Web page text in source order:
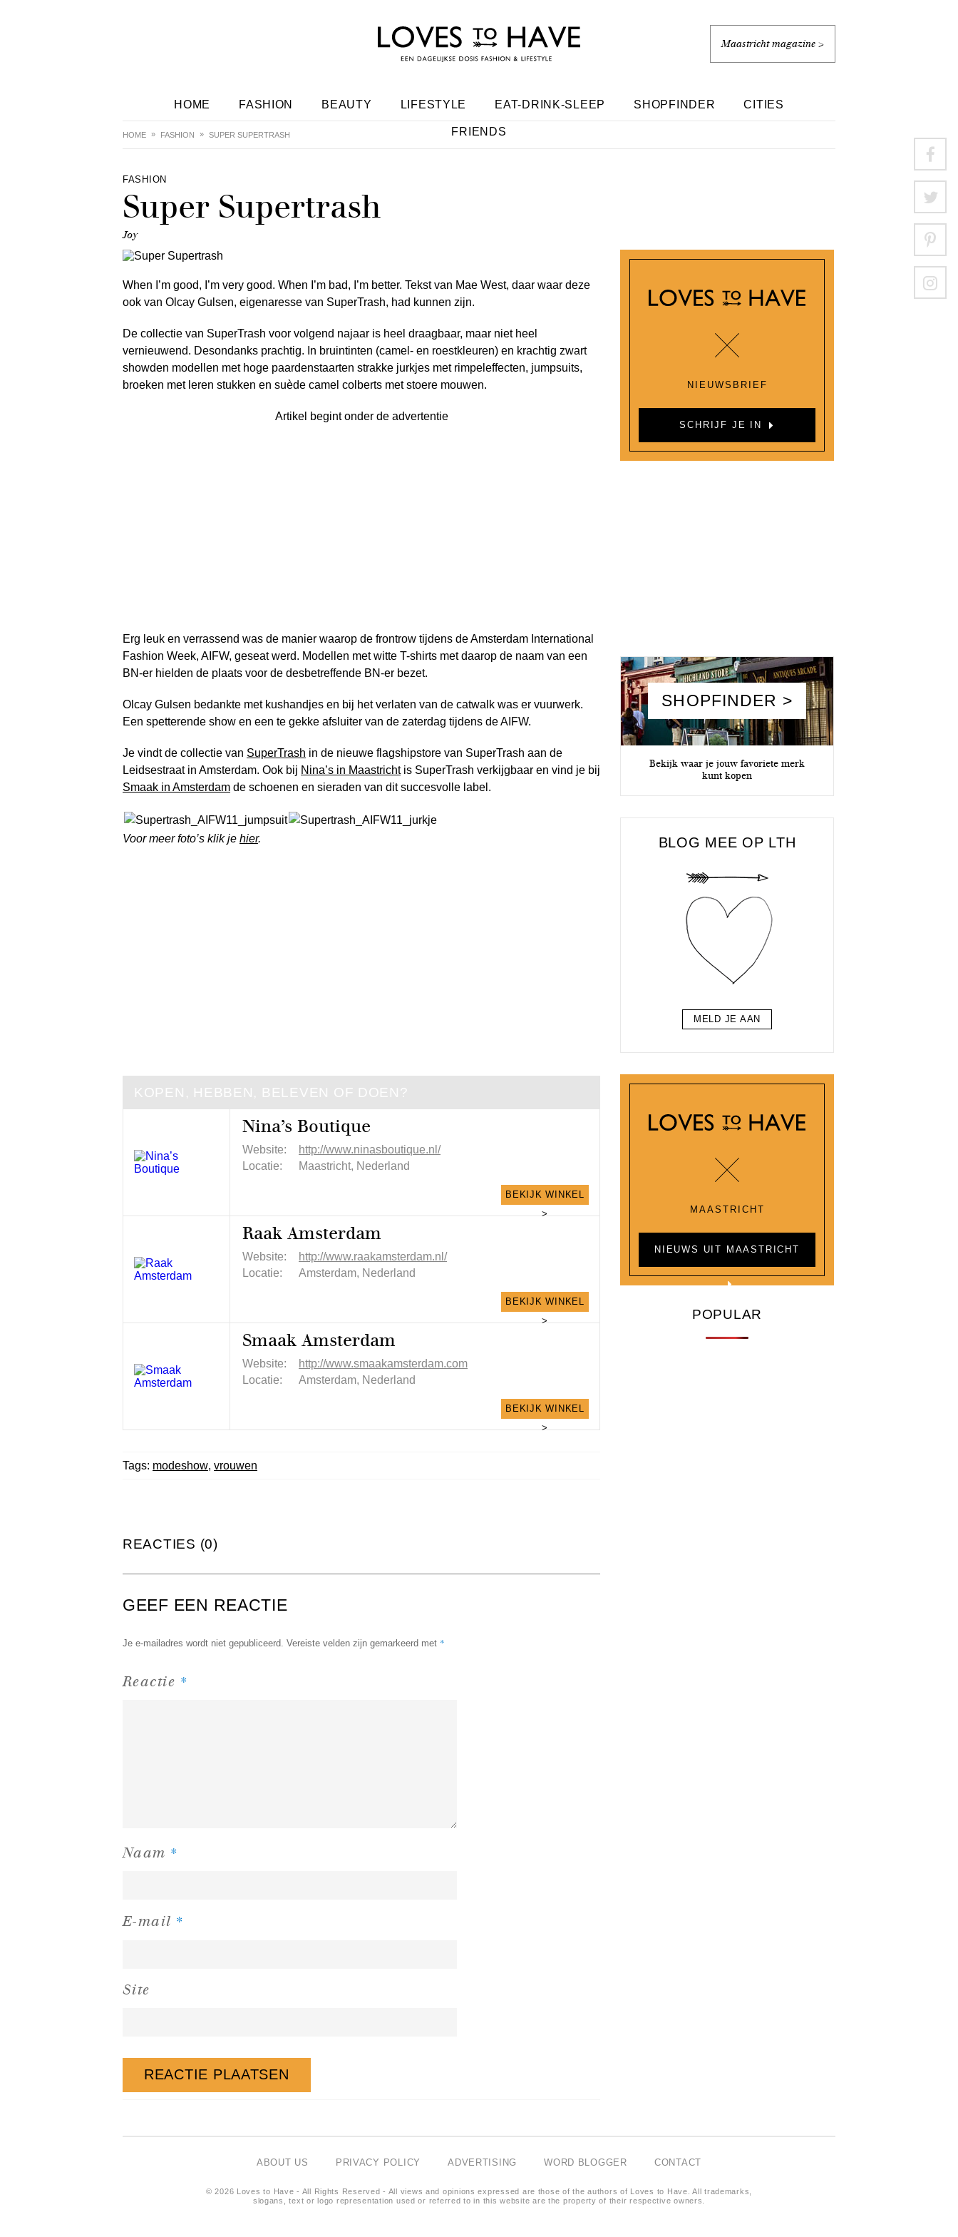
Maastricht magazine >
HOME FASHION BEAUTY LIFESTYLE EAT-DRINK-SLEEP SHOPFINDER CITIES
FRIENDS
HOME FASHION SUPER SUPERTRASH
FASHION
Super Supertrash
Joy
When I’m good, I’m very good. When I’m bad, I’m better. Tekst van Mae West, daar waar deze
ook van Olcay Gulsen, eigenaresse van SuperTrash, had kunnen zijn.
De collectie van SuperTrash voor volgend najaar is heel draagbaar, maar niet heel
vernieuwend. Desondanks prachtig. In bruintinten (camel- en roestkleuren) en krachtig zwart
showden modellen met hoge paardenstaarten strakke jurkjes met rimpeleffecten, jumpsuits,
broeken met leren stukken en suède camel colberts met stoere mouwen.
Artikel begint onder de advertentie
Erg leuk en verrassend was de manier waarop de frontrow tijdens de Amsterdam International
Fashion Week, AIFW, geseat werd. Modellen met witte T-shirts met daarop de naam van een
BN-er hielden de plaats voor de desbetreffende BN-er bezet.
Olcay Gulsen bedankte met kushandjes en bij het verlaten van de catwalk was er vuurwerk.
Een spetterende show en een te gekke afsluiter van de zaterdag tijdens de AIFW.
Je vindt de collectie van SuperTrash in de nieuwe flagshipstore van SuperTrash aan de
Leidsestraat in Amsterdam. Ook bij Nina’s in Maastrichtis SuperTrash verkijgbaar en vind je bij
Smaak in Amsterdam de schoenen en sieraden van dit succesvolle label.
Voor meer foto’s klik je hier.
KOPEN, HEBBEN, BELEVEN OF DOEN?
Nina’s Boutique
Website:
http://www.ninasboutique.nl/
Locatie:
Maastricht, Nederland
BEKIJK WINKEL
>
Raak Amsterdam
Website:
http://www.raakamsterdam.nl/
Locatie:
Amsterdam, Nederland
BEKIJK WINKEL
>
Smaak Amsterdam
Website:
http://www.smaakamsterdam.com
Locatie:
Amsterdam, Nederland
BEKIJK WINKEL
>
Tags: modeshow, vrouwen
REACTIES (0)
GEEF EEN REACTIE
Je e-mailadres wordt niet gepubliceerd. Vereiste velden zijn gemarkeerd met *
Reactie *
Naam *
E-mail *
Site
NIEUWSBRIEF
SCHRIJF JE IN
SHOPFINDER >
Bekijk waar je jouw favoriete merk
kunt kopen
BLOG MEE OP LTH
MELD JE AAN
MAASTRICHT
NIEUWS UIT MAASTRICHT
POPULAR
ABOUT US PRIVACY POLICY ADVERTISING WORD BLOGGER CONTACT
© 2026 Loves to Have - All Rights Reserved - All views and opinions expressed are those of the authors of Loves to Have. All trademarks,
slogans, text or logo representation used or referred to in this website are the property of their respective owners.